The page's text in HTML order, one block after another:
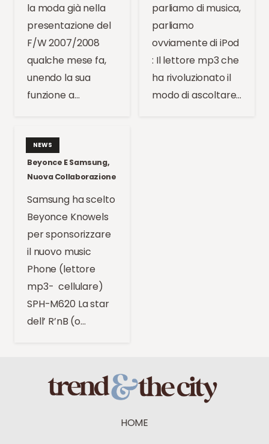
la moda già nella
presentazione del
F/W 2007/2008
qualche mese fa,
unendo la sua
funzione a…
parliamo di musica,
parliamo
ovviamente di iPod
: Il lettore mp3 che
ha rivoluzionato il
modo di ascoltare…
NEWS
Beyonce E Samsung,
Nuova Collaborazione
Samsung ha scelto
Beyonce Knowels
per sponsorizzare
il nuovo music
Phone (lettore
mp3- cellulare)
SPH-M620 La star
dell’ R’nB (o…
HOME